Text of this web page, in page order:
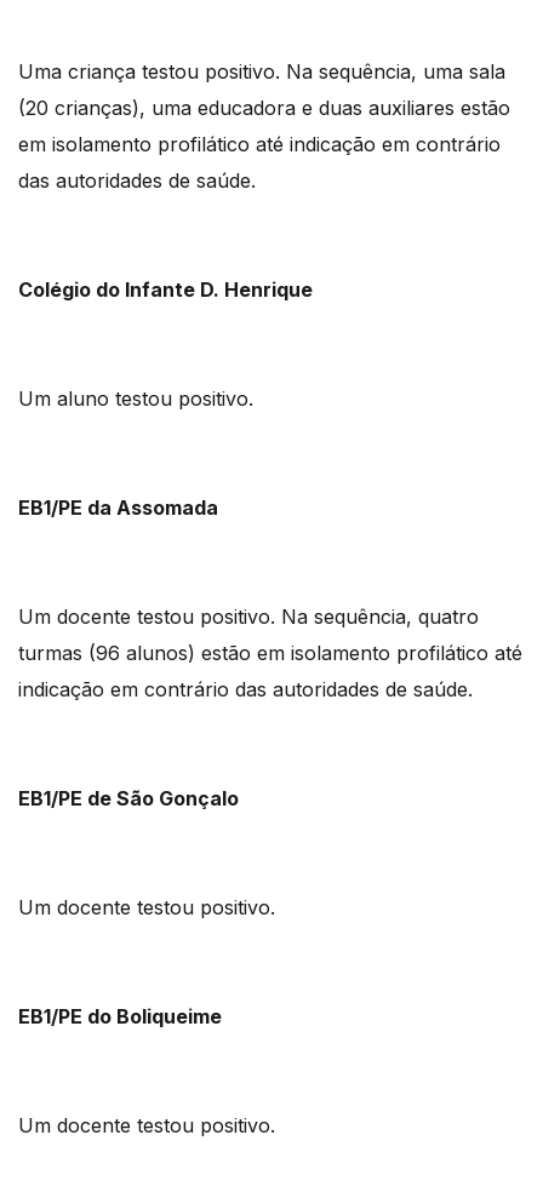
Uma criança testou positivo. Na sequência, uma sala
(20 crianças), uma educadora e duas auxiliares estão
em isolamento profilático até indicação em contrário
das autoridades de saúde.
Colégio do Infante D. Henrique
Um aluno testou positivo.
EB1/PE da Assomada
Um docente testou positivo. Na sequência, quatro
turmas (96 alunos) estão em isolamento profilático até
indicação em contrário das autoridades de saúde.
EB1/PE de São Gonçalo
Um docente testou positivo.
EB1/PE do Boliqueime
Um docente testou positivo.